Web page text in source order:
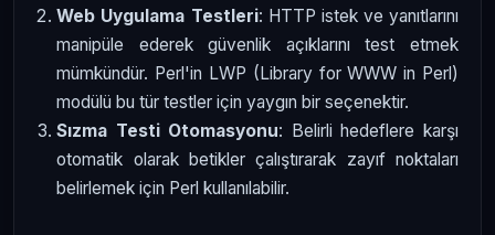
Web Uygulama Testleri: HTTP istek ve yanıtlarını
manipüle ederek güvenlik açıklarını test etmek
mümkündür. Perl'in LWP (Library for WWW in Perl)
modülü bu tür testler için yaygın bir seçenektir.
Sızma Testi Otomasyonu: Belirli hedeflere karşı
otomatik olarak betikler çalıştırarak zayıf noktaları
belirlemek için Perl kullanılabilir.